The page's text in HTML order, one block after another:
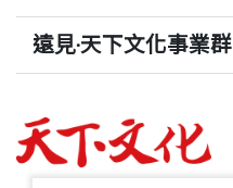
遠見‧天下文化事業群
哈佛商業評論